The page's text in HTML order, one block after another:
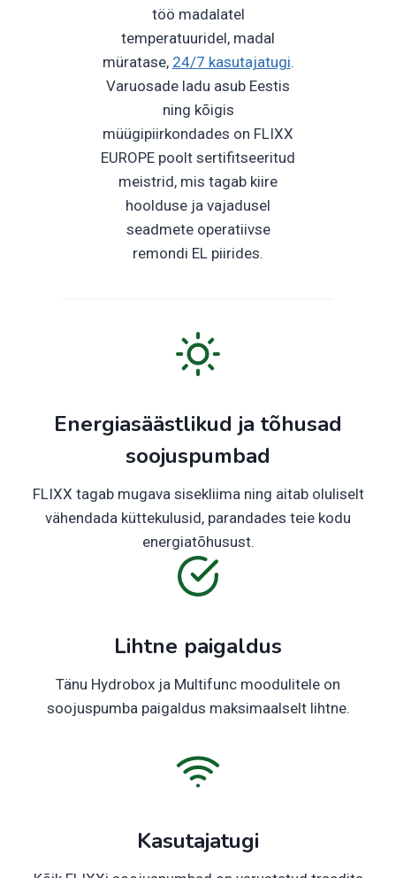
töö madalatel
temperatuuridel, madal
müratase, 24/7 kasutajatugi.
Varuosade ladu asub Eestis
ning kõigis
müügipiirkondades on FLIXX
EUROPE poolt sertifitseeritud
meistrid, mis tagab kiire
hoolduse ja vajadusel
seadmete operatiivse
remondi EL piirides.
Energiasäästlikud ja tõhusad
soojuspumbad
FLIXX tagab mugava sisekliima ning aitab oluliselt
vähendada küttekulusid, parandades teie kodu
energiatõhusust.
Lihtne paigaldus
Tänu Hydrobox ja Multifunc moodulitele on
soojuspumba paigaldus maksimaalselt lihtne.
Kasutajatugi